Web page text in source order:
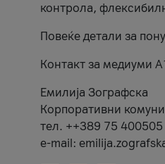
контрола,
Повеќе детали за
Контакт за медиуми
Емилија Зографска
Корпоративни
тел. ++389 75 400505
e-mail: